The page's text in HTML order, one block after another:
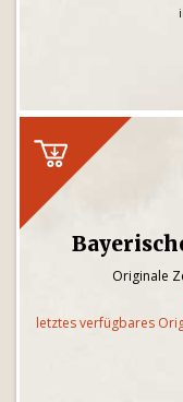
Originale
letztes verfügbares